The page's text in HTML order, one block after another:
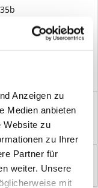
Anzeigen zu
Medien anbieten
Website zu
zu Ihrer
Partner für
weiter. Unsere
mit
und
mehr